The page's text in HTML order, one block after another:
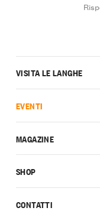
CONTATTI
VISITA LE LANGHE
EVENTI
MAGAZINE
SHOP